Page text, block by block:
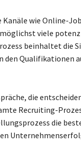
wie Online-
viele
beinhaltet die
den Qualifikationen
die
Recruiting-
die